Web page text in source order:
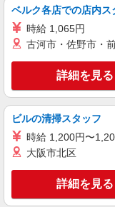
派遣社員
株式会社トラストグ
特
格
キープ
株式会社kotrio /●CB-H-
≪鎌
ベルク各店での店内ス
時給 1,065円
古河市・佐野市・
詳細を見る
ビルの清掃スタッフ
時給 1,200円〜
大阪市北区
詳細を見る